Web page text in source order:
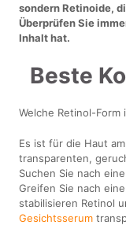
sondern Retinoide,
Überprüfen Sie
Inhalt hat.
Beste
Welche Retinol-Form
Es ist für die Haut
transparenten,
Suchen Sie nach
Greifen Sie nach
stabilisieren Retinol
Gesichtsserum